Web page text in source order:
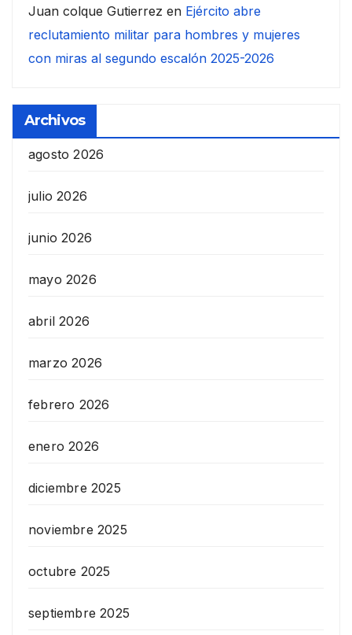
Juan colque Gutierrez en Ejército abre
reclutamiento militar para hombres y mujeres
con miras al segundo escalón 2025-2026
Archivos
agosto 2026
julio 2026
junio 2026
mayo 2026
abril 2026
marzo 2026
febrero 2026
enero 2026
diciembre 2025
noviembre 2025
octubre 2025
septiembre 2025